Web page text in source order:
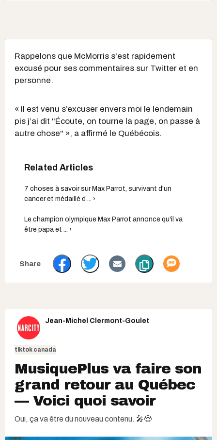
Rappelons que McMorris s'est rapidement
excusé pour ses commentaires sur Twitter et en
personne.
« Il est venu s’excuser envers moi le lendemain
pis j’ai dit "Écoute, on tourne la page, on passe à
autre chose" », a affirmé le Québécois.
7 choses à savoir sur Max Parrot, survivant d'un
cancer et médaillé d ... ›
Le champion olympique Max Parrot annonce qu'il va
être papa et ... ›
Jean-Michel Clermont-Goulet
tiktok canada
MusiquePlus va faire son
grand retour au Québec
— Voici quoi savoir
Oui, ça va être du nouveau contenu. 🎤😍